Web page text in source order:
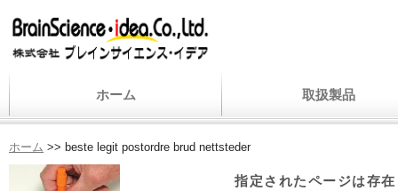
ホーム 取扱製品
ホーム >> beste legit postordre brud nettsteder
指定されたページは存